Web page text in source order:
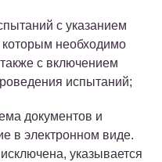
с указанием
которым необходимо
с включением
испытаний;
документов и
в электронном виде.
указывается